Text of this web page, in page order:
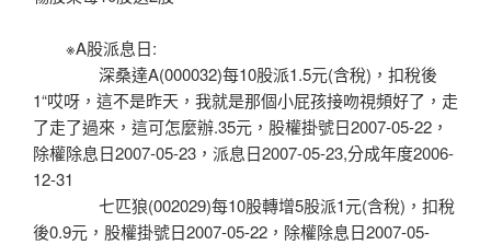
※A股派息日:
深桑達A(000032)每10股派1.5元(含稅)，扣稅後
1“哎呀，這不是昨天，我就是那個小屁孩接吻視頻好了，走
了走了過來，這可怎麼辦.35元，股權掛號日2007-05-22，
除權除息日2007-05-23，派息日2007-05-23,分成年度2006-
12-31
七匹狼(002029)每10股轉增5股派1元(含稅)，扣稅
後0.9元，股權掛號日2007-05-22，除權除息日2007-05-